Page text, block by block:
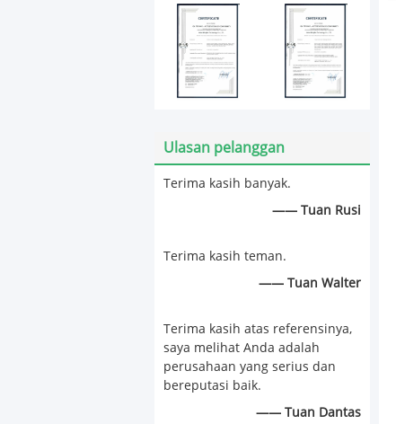
Ulasan pelanggan
Terima kasih banyak.
—— Tuan Rusi
Terima kasih teman.
—— Tuan Walter
Terima kasih atas referensinya,
saya melihat Anda adalah
perusahaan yang serius dan
bereputasi baik.
—— Tuan Dantas